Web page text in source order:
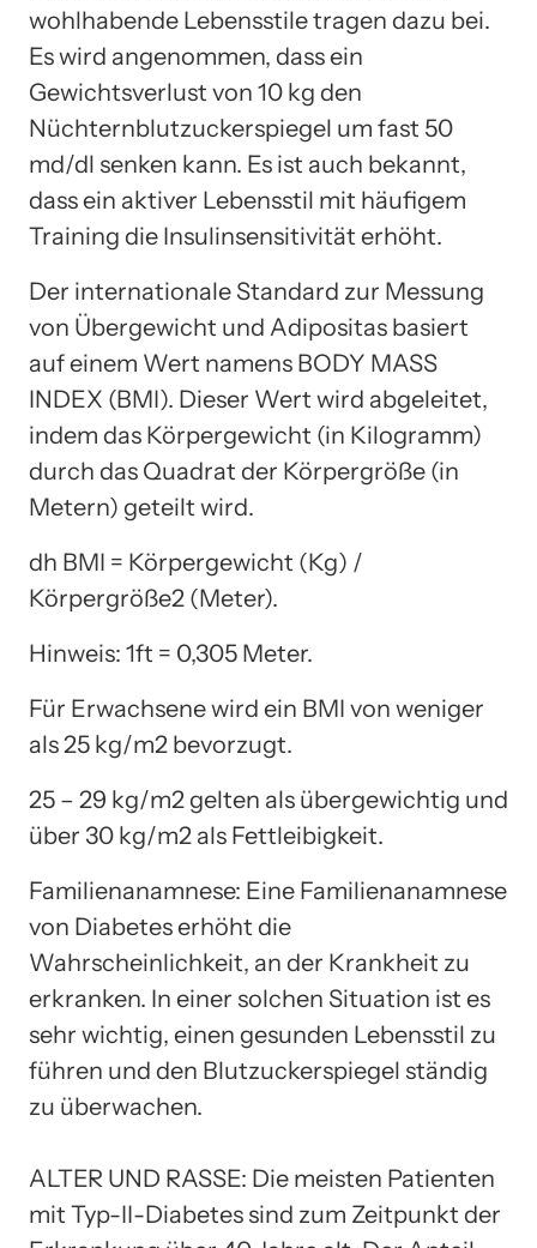
wohlhabende Lebensstile tragen dazu bei.
Es wird angenommen, dass ein
Gewichtsverlust von 10 kg den
Nüchternblutzuckerspiegel um fast 50
md/dl senken kann. Es ist auch bekannt,
dass ein aktiver Lebensstil mit häufigem
Training die Insulinsensitivität erhöht.
Der internationale Standard zur Messung
von Übergewicht und Adipositas basiert
auf einem Wert namens BODY MASS
INDEX (BMI). Dieser Wert wird abgeleitet,
indem das Körpergewicht (in Kilogramm)
durch das Quadrat der Körpergröße (in
Metern) geteilt wird.
dh BMI = Körpergewicht (Kg) /
Körpergröße2 (Meter).
Hinweis: 1ft = 0,305 Meter.
Für Erwachsene wird ein BMI von weniger
als 25 kg/m2 bevorzugt.
25 – 29 kg/m2 gelten als übergewichtig und
über 30 kg/m2 als Fettleibigkeit.
Familienanamnese: Eine Familienanamnese
von Diabetes erhöht die
Wahrscheinlichkeit, an der Krankheit zu
erkranken. In einer solchen Situation ist es
sehr wichtig, einen gesunden Lebensstil zu
führen und den Blutzuckerspiegel ständig
zu überwachen.
ALTER UND RASSE: Die meisten Patienten
mit Typ-II-Diabetes sind zum Zeitpunkt der